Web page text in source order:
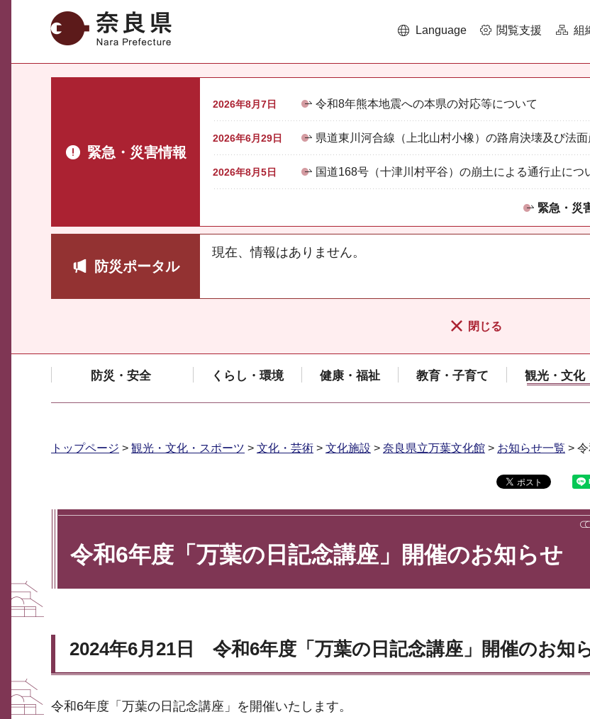
奈良県 Language 閲覧支援 組
緊急・災害情報
2026年8月7日 令和8年熊本地震への本県の対応等について
2026年6月29日 県道東川河合線（上北山村小橡）の路肩決壊及び法
2026年8月5日 国道168号（十津川村平谷）の崩土による通行止につ
緊急・災
防災ポータル
現在、情報はありません。
閉じる
防災・安全 くらし・環境 健康・福祉 教育・子育て 観光・文化
トップページ > 観光・文化・スポーツ > 文化・芸術 > 文化施設 > 奈良県立万葉文化館 > お知らせ一覧 >
令和6年度「万葉の日記念講座」開催のお知らせ
2024年6月21日 令和6年度「万葉の日記念講座」開催のお知
令和6年度「万葉の日記念講座」を開催いたします。